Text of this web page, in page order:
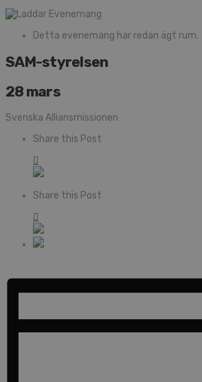
Detta evenemang har redan ägt rum.
SAM-styrelsen
28 mars
Svenska Alliansmissionen
Share this Post
Share this Post